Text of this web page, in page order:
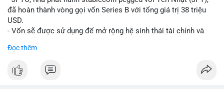
đã hoàn thành vòng gọi vốn Series B với tổng giá trị 38 triệu
USD.
- Vốn sẽ được sử dụng để mở rộng hệ sinh thái tài chính và
- Mục tiêu là tăng tốc độ przyjęcie của token yen-pegged JPYC
- Đây là bước tiến quan trọng trong việc phát triển stablecoin
Đọc thêm